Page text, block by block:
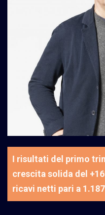
I risultati del primo
crescita solida del
ricavi netti pari a